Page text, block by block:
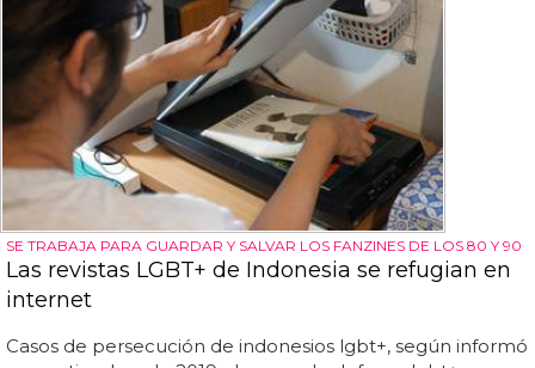
SE TRABAJA PARA GUARDAR Y SALVAR LOS FANZINES DE LOS 80 Y 90
Las revistas LGBT+ de Indonesia se refugian en
internet
Casos de persecución de indonesios lgbt+, según informó